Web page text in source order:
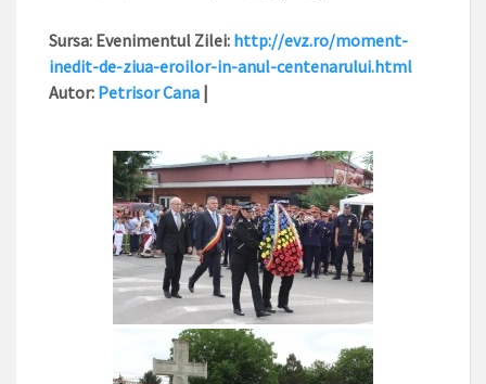
Sursa: Evenimentul Zilei: http://evz.ro/moment-
inedit-de-ziua-eroilor-in-anul-centenarului.html
Autor: Petrisor Cana |